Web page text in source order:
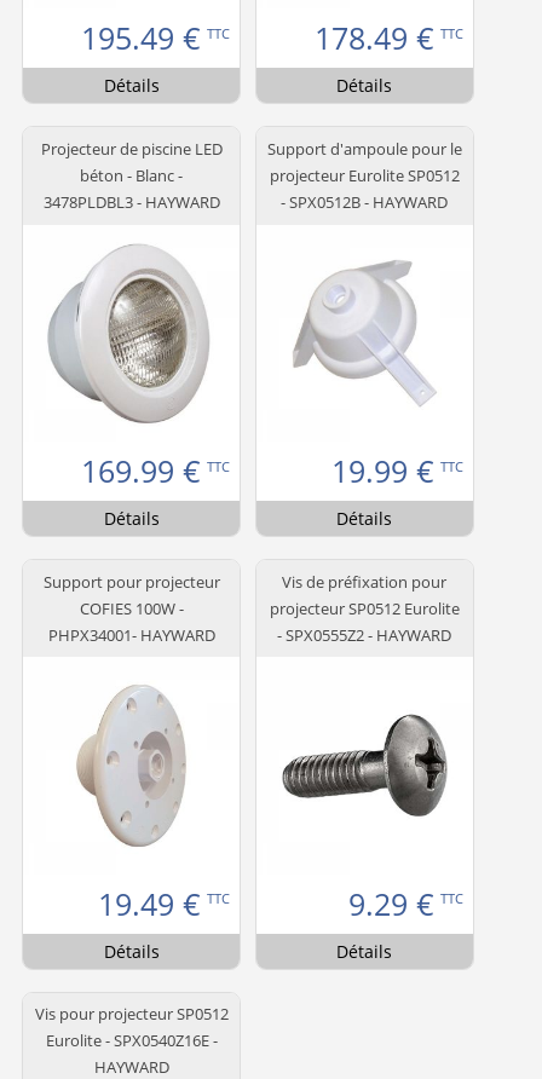
195.49 € TTC
Détails
178.49 € TTC
Détails
Projecteur de piscine LED
béton - Blanc -
3478PLDBL3 - HAYWARD
169.99 € TTC
Détails
Support d'ampoule pour le
projecteur Eurolite SP0512
- SPX0512B - HAYWARD
19.99 € TTC
Détails
Support pour projecteur
COFIES 100W -
PHPX34001- HAYWARD
19.49 € TTC
Détails
Vis de préfixation pour
projecteur SP0512 Eurolite
- SPX0555Z2 - HAYWARD
9.29 € TTC
Détails
Vis pour projecteur SP0512
Eurolite - SPX0540Z16E -
HAYWARD